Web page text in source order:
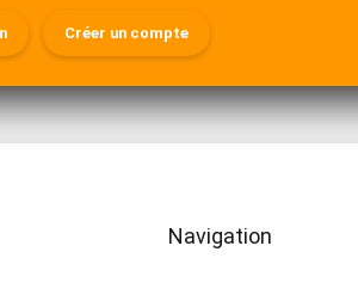
Créer un compte
Navigation